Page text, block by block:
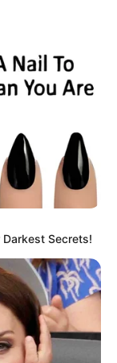
Darkest Secrets!